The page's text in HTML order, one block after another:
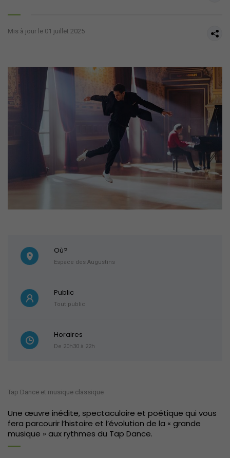
Mis à jour le 01 juillet 2025
Où?
Espace des Augustins
Public
Tout public
Horaires
De 20h30 à 22h
Tap Dance et musique classique
Une œuvre inédite, spectaculaire et poétique qui vous
fera parcourir l’histoire et l’évolution de la « grande
musique » aux rythmes du Tap Dance.